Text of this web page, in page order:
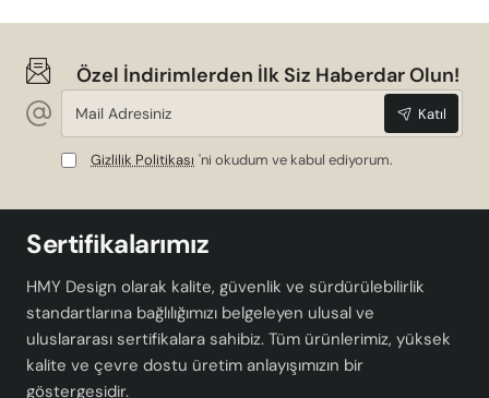
Özel İndirimlerden İlk Siz Haberdar Olun!
Mail
Adresiniz
Katıl
Gizlilik Politikası 'ni okudum ve kabul ediyorum.
Sertifikalarımız
HMY Design olarak kalite, güvenlik ve sürdürülebilirlik
standartlarına bağlılığımızı belgeleyen ulusal ve
uluslararası sertifikalara sahibiz. Tüm ürünlerimiz, yüksek
kalite ve çevre dostu üretim anlayışımızın bir
göstergesidir.